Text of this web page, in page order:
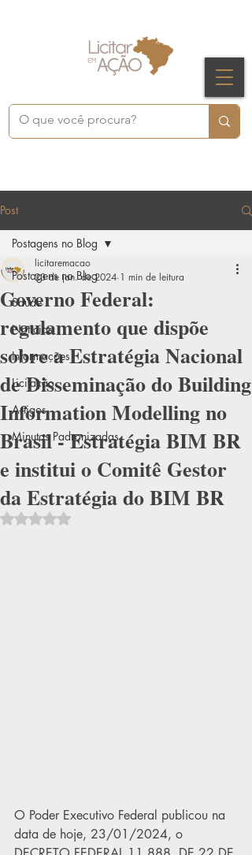
Post
Postagens no Blog
Saúde
Notícias
Informações
Licitação
Artigos
Minutas Padronizadas
Postagens no Blog
Governo Federal:
regulamento que dispõe
sobre a Estratégia Nacional
de Disseminação do Building
Information Modelling no
Brasil - Estratégia BIM BR
e institui o Comitê Gestor
da Estratégia do BIM BR
licitaremacao
23 de jan. de 2024 1 min de leitura
Avaliado com NaN de 5 estrelas.
O Poder Executivo Federal publicou na
data de hoje, 23/01/2024, o